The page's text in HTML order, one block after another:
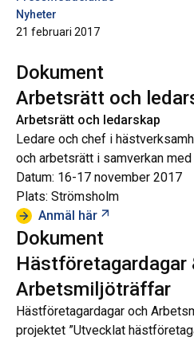
Nyheter
21 februari 2017
Dokument
Arbetsrätt och
Arbetsrätt och ledarskap
Ledare och chef i
och arbetsrätt i samverkan
Datum: 16-17 november 2017
Plats: Strömsholm
Anmäl här
Dokument
Hästföretagardagar
Arbetsmiljöträffar
Hästföretagardagar och
projektet ”Utvecklat